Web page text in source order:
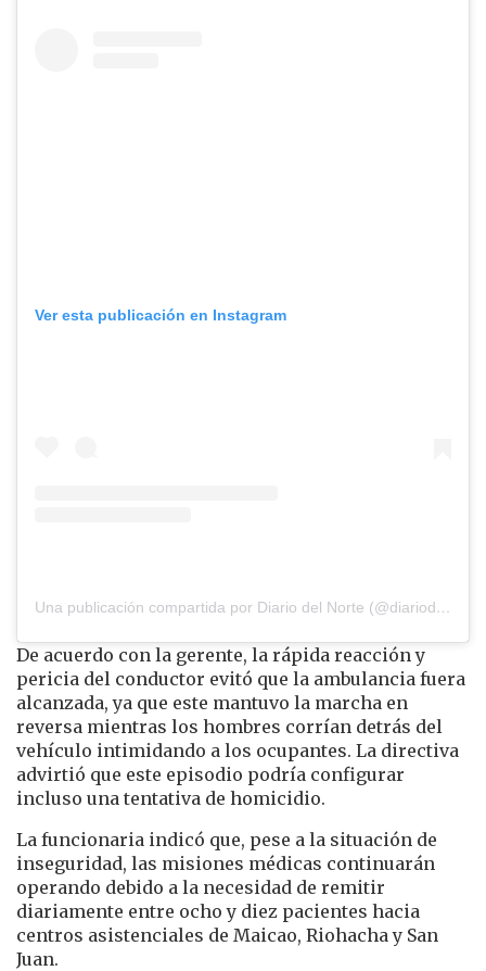
Ver esta publicación en Instagram
Una publicación compartida por Diario del Norte (@diariodelnorte)
De acuerdo con la gerente, la rápida reacción y
pericia del conductor evitó que la ambulancia fuera
alcanzada, ya que este mantuvo la marcha en
reversa mientras los hombres corrían detrás del
vehículo intimidando a los ocupantes. La directiva
advirtió que este episodio podría configurar
incluso una tentativa de homicidio.
La funcionaria indicó que, pese a la situación de
inseguridad, las misiones médicas continuarán
operando debido a la necesidad de remitir
diariamente entre ocho y diez pacientes hacia
centros asistenciales de Maicao, Riohacha y San
Juan.